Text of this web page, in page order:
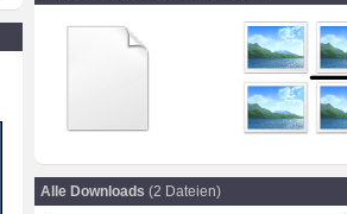
Alle Downloads (2 Dateien)